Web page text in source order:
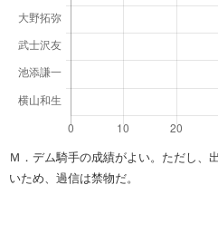
Ｍ．デム騎手の成績がよい。ただし、
いため、過信は禁物だ。